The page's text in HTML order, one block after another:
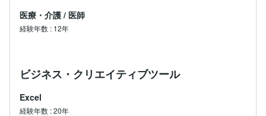
医療・介護 / 医師
経験年数 : 12年
ビジネス・クリエイティブツール
Excel
経験年数 :20年